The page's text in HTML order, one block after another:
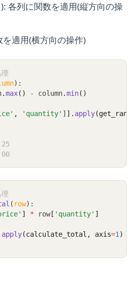
各列に関数を適用(縦方向の操
を適用(横方向の操作)
):
.max() - column.min()
, 'quantity' ] ]. apply
( row):
] * row[ 'quantity' ]
apply(calculate_total, axis=1 )